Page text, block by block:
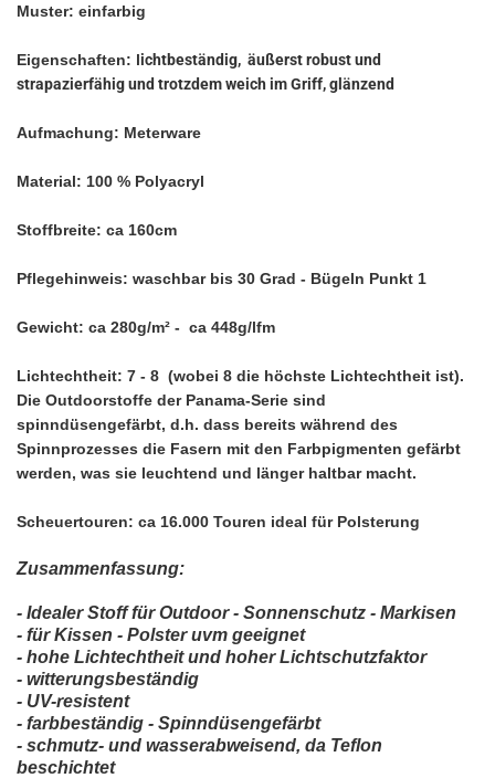
Muster: einfarbig
Eigenschaften: lichtbeständig, äußerst robust und
strapazierfähig und trotzdem weich im Griff, glänzend
Aufmachung: Meterware
Material: 100 % Polyacryl
Stoffbreite: ca 160cm
Pflegehinweis: waschbar bis 30 Grad - Bügeln Punkt 1
Gewicht: ca 280g/m² - ca 448g/lfm
Lichtechtheit: 7 - 8 (wobei 8 die höchste Lichtechtheit ist).
Die Outdoorstoffe der Panama-Serie sind
spinndüsengefärbt, d.h. dass bereits während des
Spinnprozesses die Fasern mit den Farbpigmenten gefärbt
werden, was sie leuchtend und länger haltbar macht.
Scheuertouren: ca 16.000 Touren ideal für Polsterung
Zusammenfassung:
- Idealer Stoff für Outdoor- Sonnenschutz - Markisen
- für Kissen - Polster uvm geeignet
- hohe Lichtechtheit und hoher Lichtschutzfaktor
- witterungsbeständig
- UV-resistent
- farbbeständig - Spinndüsengefärbt
- schmutz- und wasserabweisend, da Teflon
beschichtet